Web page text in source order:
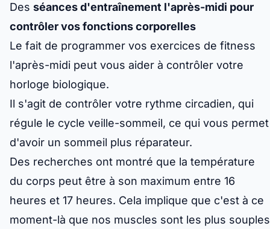
Des séances d'entraînement l'après-midi pour
contrôler vos fonctions corporelles
Le fait de programmer vos exercices de fitness
l'après-midi peut vous aider à contrôler votre
horloge biologique.
Il s'agit de contrôler votre rythme circadien, qui
régule le cycle veille-sommeil, ce qui vous permet
d'avoir un sommeil plus réparateur.
Des recherches ont montré que la température
du corps peut être à son maximum entre 16
heures et 17 heures. Cela implique que c'est à ce
moment-là que nos muscles sont les plus souples